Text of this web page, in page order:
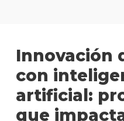
Innovación
con
artificial:
que